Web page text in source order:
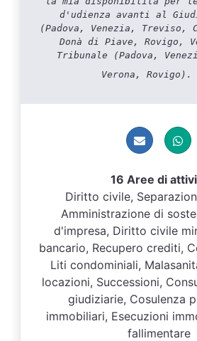
d'udienza avanti al
(Padova, Venezia, Treviso,
Donà di Piave, Rovigo,
Tribunale (Padova,
Verona, Rovigo).
16 Aree di
Diritto civile,
Amministrazione di
d'impresa, Diritto civile
bancario, Recupero crediti,
Liti condominiali,
locazioni, Successioni,
giudiziarie, Cosulenza
immobiliari, Esecuzioni
fallimentare